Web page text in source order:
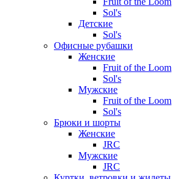
Sol's
Детские
Sol's
Офисные рубашки
Женские
Fruit of the Loom
Sol's
Мужские
Fruit of the Loom
Sol's
Брюки и шорты
Женские
JRC
Мужские
JRC